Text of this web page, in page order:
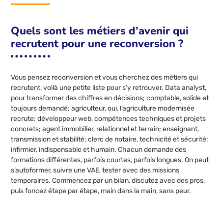
Quels sont les métiers d’avenir qui
recrutent pour une reconversion ?
Vous pensez reconversion et vous cherchez des métiers qui
recrutent, voilà une petite liste pour s’y retrouver. Data analyst,
pour transformer des chiffres en décisions; comptable, solide et
toujours demandé; agriculteur, oui, l’agriculture modernisée
recrute; développeur web, compétences techniques et projets
concrets; agent immobilier, relationnel et terrain; enseignant,
transmission et stabilité; clerc de notaire, technicité et sécurité;
infirmier, indispensable et humain. Chacun demande des
formations différentes, parfois courtes, parfois longues. On peut
s’autoformer, suivre une VAE, tester avec des missions
temporaires. Commencez par un bilan, discutez avec des pros,
puis foncez étape par étape, main dans la main, sans peur.